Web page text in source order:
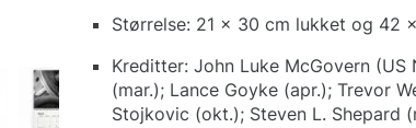
Størrelse: 21 x 30 cm lukket og 42
Kreditter: John Luke McGovern
(mar.); Lance Goyke (apr.); Trevor
Stojkovic (okt.); Steven L. Shepard